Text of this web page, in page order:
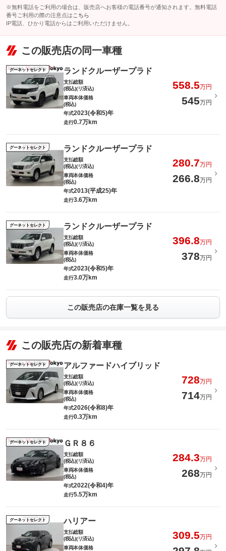
※無料電話をご利用の場合は、販売店へお客様の電話番号が通知されます。無料電話
番号ご利用の際の注意点は こちら
IP電話、ひかり電話からはご利用いただけません。
この販売店の同一車種
グーネットセレクト ランドクルーザープラド
支払総額
(税込)(リ済込)
558.5万円
車両本体価格
(税込)
545万円
年式2023(令和5)年
走行0.7万km
グーネットセレクト ランドクルーザープラド
支払総額
(税込)(リ済込)
280.7万円
車両本体価格
(税込)
266.8万円
年式2013(平成25)年
走行3.6万km
グーネットセレクト ランドクルーザープラド
支払総額
(税込)(リ済込)
396.8万円
車両本体価格
(税込)
378万円
年式2023(令和5)年
走行3.0万km
この販売店の在庫一覧を見る
この販売店の新着車種
グーネットセレクト アルファードハイブリッド
支払総額
(税込)(リ済込)
728万円
車両本体価格
(税込)
714万円
年式2026(令和8)年
走行0.3万km
グーネットセレクト ＧＲ８６
支払総額
(税込)(リ済込)
284.3万円
車両本体価格
(税込)
268万円
年式2022(令和4)年
走行5.5万km
グーネットセレクト ハリアー
支払総額
(税込)(リ済込)
309.5万円
車両本体価格